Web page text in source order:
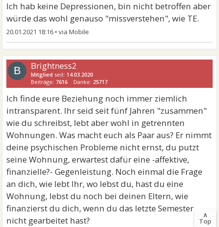
Ich hab keine Depressionen, bin nicht betroffen aber
würde das wohl genauso "missverstehen", wie TE.
20.01.2021 18:16 •
B Brightness2
Mitglied seit: 14.03.2020
Beiträge: 7616 Danke: 25717
Ich finde eure Beziehung noch immer ziemlich
intransparent. Ihr seid seit fünf Jahren "zusammen"
wie du schreibst, lebt aber wohl in getrennten
Wohnungen. Was macht euch als Paar aus? Er nimmt
deine psychischen Probleme nicht ernst, du putzt
seine Wohnung, erwartest dafür eine -affektive,
finanzielle?- Gegenleistung. Noch einmal die Frage
an dich, wie lebt Ihr, wo lebst du, hast du eine
Wohnung, lebst du noch bei deinen Eltern, wie
finanzierst du dich, wenn du das letzte Semester
nicht gearbeitet hast?
∧
Top